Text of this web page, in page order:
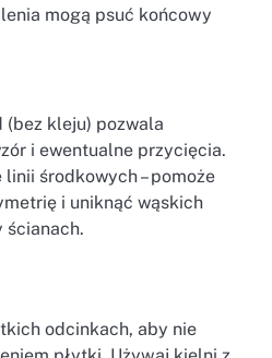
mogą psuć końcowy
(bez kleju) pozwala
i ewentualne przycięcia.
linii środkowych – pomoże
i uniknąć wąskich
ścianach.
odcinkach, aby nie